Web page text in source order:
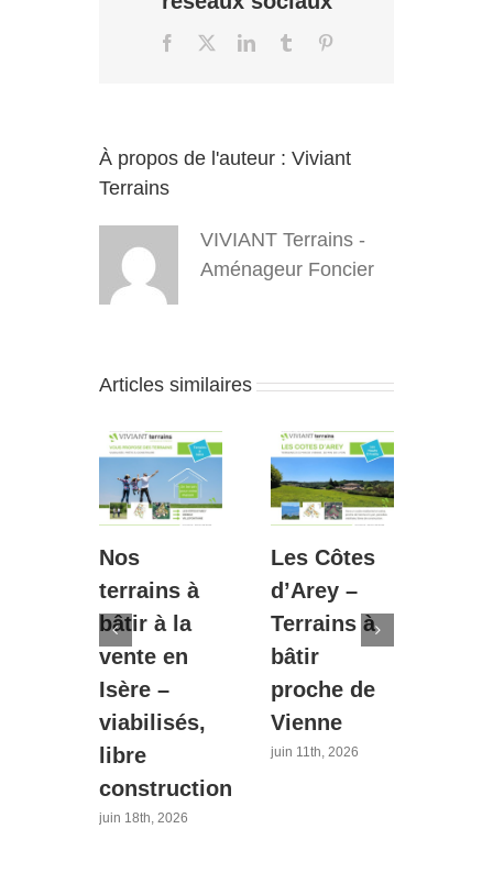
bâtir
Lotissement
Facebook LinkedInTumblr
À propos de l'auteur : Viviant
Terrains
VIVIANT Terrains -
Aménageur Foncier
Articles similaires
Nos
terrains à
bâtir à la
vente en
Isère –
viabilisés,
libre
construction
juin 18th, 2026
Les Côtes
d’Arey –
Terrains à
bâtir
proche de
Vienne
juin 11th, 2026